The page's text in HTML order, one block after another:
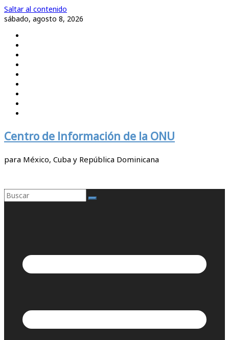
Saltar al contenido
sábado, agosto 8, 2026
Centro de Información de la ONU
para México, Cuba y República Dominicana